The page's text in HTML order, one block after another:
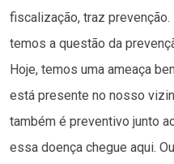
fiscalização, traz
temos a questão da
Hoje, temos uma ameaça
está presente no nosso
também é preventivo junto
essa doença chegue aqui.